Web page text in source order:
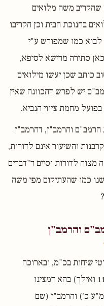
שהקריב משה מלואים
בחנוכת הבית וכן הקריבו
לבוא כמו שמפורש ע"י
סתירה מרישא לסיפא,
כותב שכן יעשו מילואים
יש לפרש דהכוונה שאין
מחמת ציווי הנביא.
הרמב"ם והרמב"ן, דהרמב"ן
והשיעור אינם לדורות,
לדורות וסיים ד"דברים
כמו שהעתיקום מפי משה
והרמב"ן
שיחות בכ"מ, ובארוכה
בחלק י"א פ' תרומה שיחה ב' (עמ' 116 ואילך) בהא דמצינו
מ"ע כ') והרמב"ן (שם